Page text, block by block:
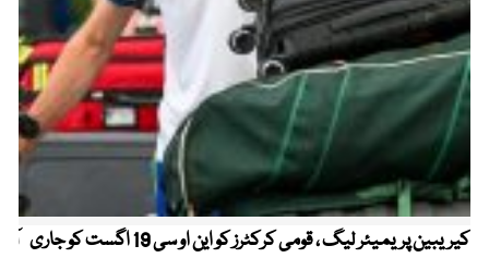
کیریبین پریمیئر لیگ ، قومی کرکٹرز کو این او سی 19 اگست کو جاری